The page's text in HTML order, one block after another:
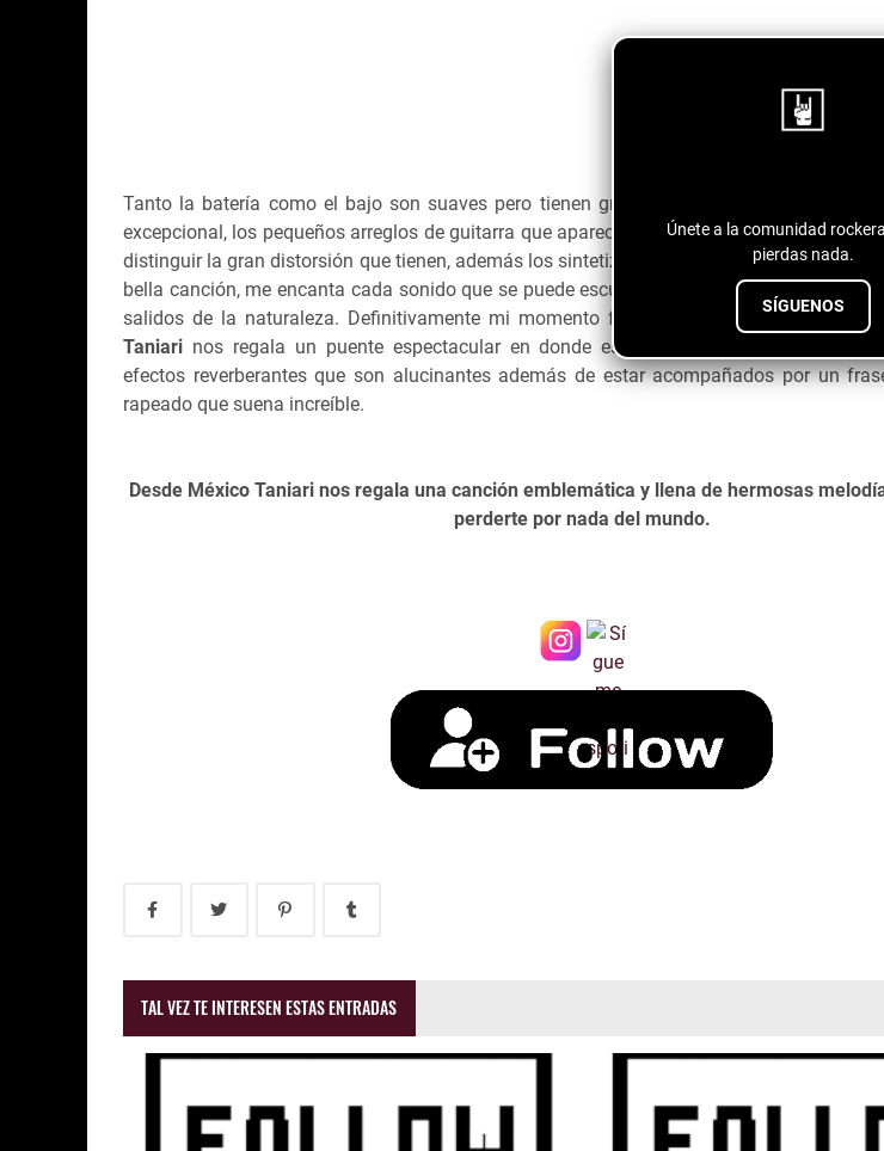
Únete a la comunidad
pierdas nada.
SÍGUENOS
Tanto la batería como el bajo son suaves pero tienen gran presencia y nos regalan
excepcional, los pequeños arreglos de guitarra que aparecen en ciertos compases son
distinguir la gran distorsión que tienen, además los sintetizadores son perfectos y llenan
bella canción, me encanta cada sonido que se puede escuchar ya que son hermosos y
salidos de la naturaleza. Definitivamente mi momento favorito suena a partir del
Taniari nos regala un puente espectacular en donde escucharemos muchas voces
efectos reverberantes que son alucinantes además de estar acompañados por un
rapeado que suena increíble.
Desde México Taniari nos regala una canción emblemática y llena de hermosas
perderte por nada del mundo.
TAL VEZ TE INTERESEN ESTAS ENTRADAS